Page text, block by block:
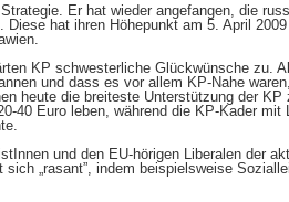
Er hat wieder angefangen, die
hat ihren Höhepunkt am 5. April
KP schwesterliche Glückwünsche zu.
und dass es vor allem KP-Nahe
heute die breiteste Unterstützung der
40 Euro leben, während die KP-Kader mit
und den EU-hörigen Liberalen der
„rasant”, indem beispielsweise